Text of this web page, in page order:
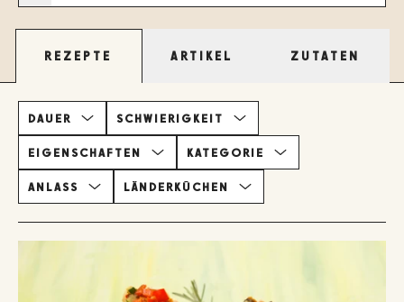
REZEPTE ARTIKEL ZUTATEN
DAUER SCHWIERIGKEIT
EIGENSCHAFTEN KATEGORIE
ANLASS LÄNDERKÜCHEN